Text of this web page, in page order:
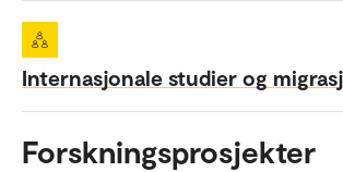
Internasjonale studier og
Forskningsprosjekter